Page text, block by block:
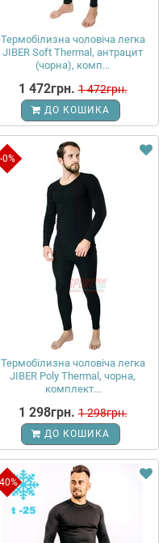
Термобілизна чоловіча легка
JIBER Soft Thermal, антрацит
(чорна), комп...
1 472грн. 1 472грн.
ДО КОШИКА
-0%
Термобілизна чоловіча легка
JIBER Poly Thermal, чорна,
комплект...
1 298грн. 1 298грн.
ДО КОШИКА